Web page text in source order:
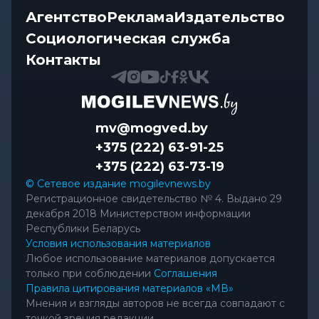
АгентствоРекламаИздательство
Социологическая служба
Контакты
mv@mogved.by
+375 (222) 63-91-25
+375 (222) 63-73-19
© Сетевое издание mogilevnews.by
Регистрационное свидетельство № 4. Выдано 29
декабря 2018 Министерством информации
Республики Беларусь
Условия использования материалов
Любое использование материалов допускается
только при соблюдении Соглашения
Правила цитирования материалов «МВ»
Мнения и взгляды авторов не всегда совпадают с